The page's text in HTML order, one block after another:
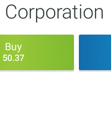
Buy
50.37